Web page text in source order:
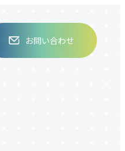
お問い合わせ